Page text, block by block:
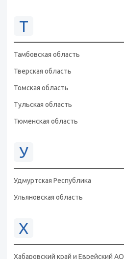
Т
Тамбовская область
Тверская область
Томская область
Тульская область
Тюменская область
У
Удмуртская Республика
Ульяновская область
Х
Хабаровский край и Еврейский АО